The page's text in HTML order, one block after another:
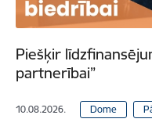
Piešķir
partnerībai”
10.08.2026. Dome